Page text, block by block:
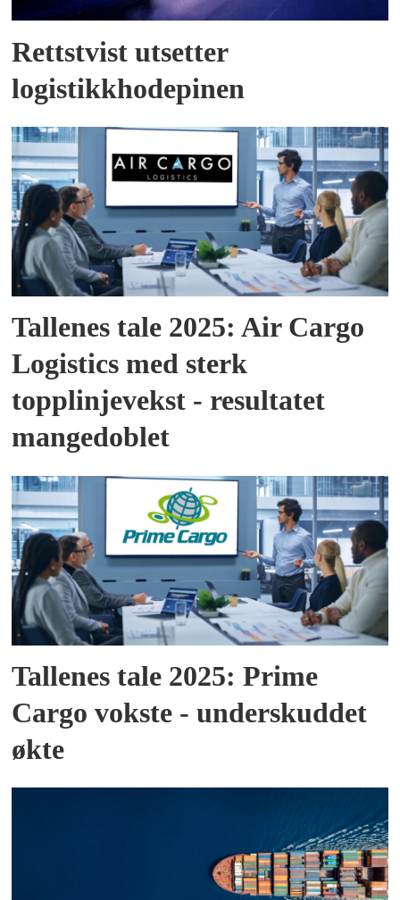
Rettstvist utsetter
logistikkhodepinen
Tallenes tale 2025: Air Cargo
Logistics med sterk
topplinjevekst - resultatet
mangedoblet
Tallenes tale 2025: Prime
Cargo vokste - underskuddet
økte